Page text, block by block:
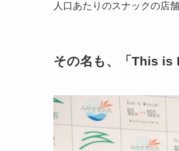
人口あたりのスナックの店
その名も、「This is